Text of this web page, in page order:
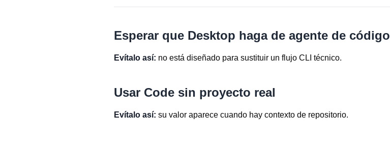
Esperar que Desktop haga de agente de código
Evítalo así: no está diseñado para sustituir un flujo CLI técnico.
Usar Code sin proyecto real
Evítalo así: su valor aparece cuando hay contexto de repositorio.